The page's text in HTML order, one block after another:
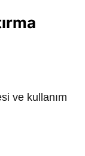
ve kullanım